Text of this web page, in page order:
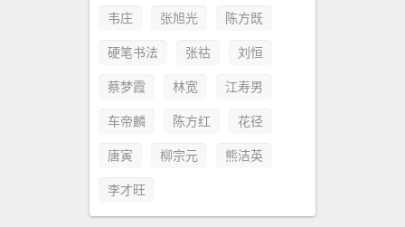
韦庄 张旭光 陈方既
硬笔书法 张祜 刘恒
蔡梦霞 林宽 江寿男
车帝麟 陈方红 花径
唐寅 柳宗元 熊洁英
李才旺